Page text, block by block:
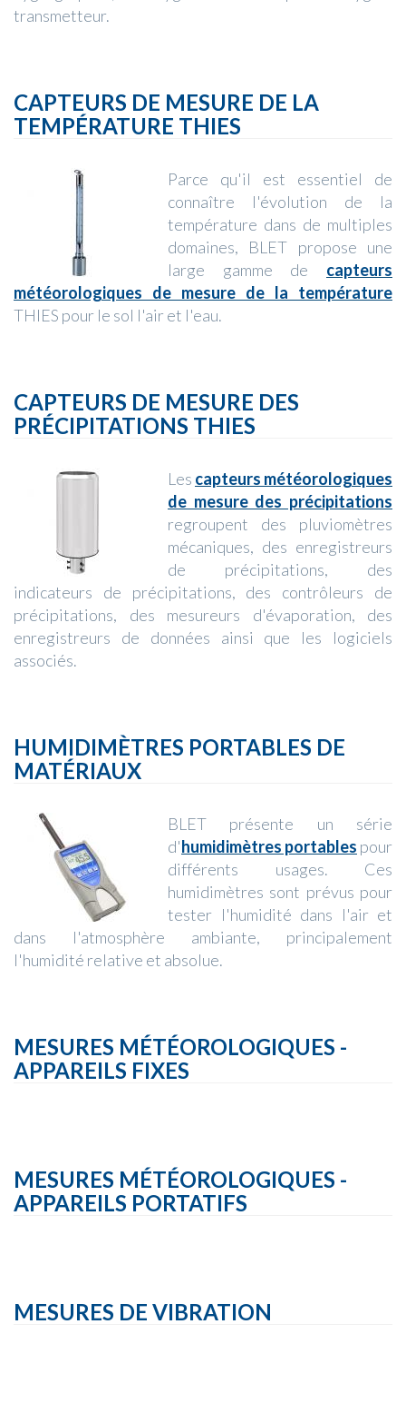
transmetteur.
CAPTEURS DE MESURE DE LA
TEMPÉRATURE THIES
Parce qu'il est essentiel de
connaître l'évolution de la
température dans de multiples
domaines, BLET propose une
large gamme de capteurs
météorologiques de mesure de la température
THIES pour le sol l'air et l'eau.
CAPTEURS DE MESURE DES
PRÉCIPITATIONS THIES
Les capteurs météorologiques
de mesure des précipitations
regroupent des pluviomètres
mécaniques, des enregistreurs
de précipitations, des
indicateurs de précipitations, des contrôleurs de
précipitations, des mesureurs d'évaporation, des
enregistreurs de données ainsi que les logiciels
associés.
HUMIDIMÈTRES PORTABLES DE
MATÉRIAUX
BLET présente un série
d'humidimètres portables pour
différents usages. Ces
humidimètres sont prévus pour
tester l'humidité dans l'air et
dans l'atmosphère ambiante, principalement
l'humidité relative et absolue.
MESURES MÉTÉOROLOGIQUES -
APPAREILS FIXES
MESURES MÉTÉOROLOGIQUES -
APPAREILS PORTATIFS
MESURES DE VIBRATION